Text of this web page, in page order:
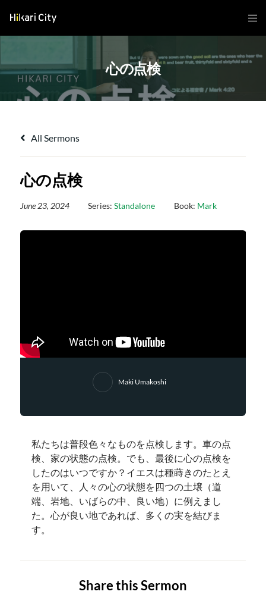
心の点検
All Sermons
心の点検
June 23, 2024 Series: Standalone Book: Mark
Maki Umakoshi
私たちは普段色々なものを点検します。車の点
検、家の状態の点検。でも、最後に心の点検を
したのはいつですか？イエスは種蒔きのたとえ
を用いて、人々の心の状態を四つの土壌（道
端、岩地、いばらの中、良い地）に例えまし
た。心が良い地であれば、多くの実を結びま
す。
Share this Sermon